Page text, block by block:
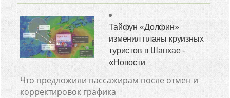
Тайфун «Долфин»
изменил планы круизных
туристов в Шанхае -
«Новости
Что предложили пассажирам после отмен и
корректировок графика